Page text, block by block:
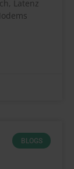
Latenz
BLOGS